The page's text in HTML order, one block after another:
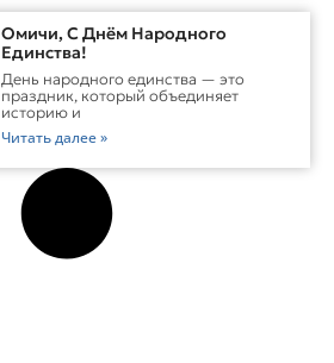
Омичи, С Днём Народного
Единства!
День народного единства — это
праздник, который объединяет
историю и
Читать далее »